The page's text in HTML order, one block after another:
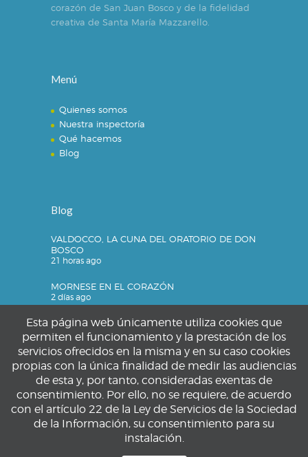
corazón de San Juan Bosco y de la fidelidad
creativa de Santa María Mazzarello.
Menú
Quienes somos
Nuestra inspectoría
Qué hacemos
Blog
Blog
VALDOCCO, LA CUNA DEL ORATORIO DE DON
BOSCO
21 horas ago
MORNESE EN EL CORAZÓN
2 días ago
Privacidad
Política de privacidad
Política de cookies
Aviso legal
Esta página web únicamente utiliza cookies que
permiten el funcionamiento y la prestación de los
servicios ofrecidos en la misma y en su caso cookies
propias con la única finalidad de medir las audiencias
de esta y, por tanto, consideradas exentas de
consentimiento. Por ello, no se requiere, de acuerdo
con el artículo 22 de la Ley de Servicios de la Sociedad
de la Información, su consentimiento para su
instalación.